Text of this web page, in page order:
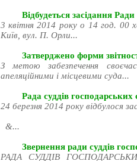
Відбудеться засідання
3 квітня 2014 року о 14 год. 00
Київ, вул. П. Орли...
Затверджено форми
З метою забезпечення
апеляційними і місцевими суда...
Рада суддів господарських
24 березня 2014 року відбулося
&...
Звернення ради суддів
РАДА СУДДІВ